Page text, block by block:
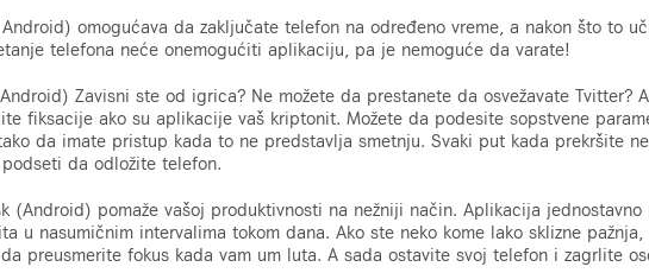
omogućava da zaključate telefon na određeno vreme, a nakon što to
telefona neće onemogućiti aplikaciju, pa je nemoguće da varate!
Zavisni ste od igrica? Ne možete da prestanete da osvežavate Tvitter?
fiksacije ako su aplikacije vaš kriptonit. Možete da podesite sopstvene
da imate pristup kada to ne predstavlja smetnju. Svaki put kada prekršite
da odložite telefon.
(Android) pomaže vašoj produktivnosti na nežniji način. Aplikacija
u nasumičnim intervalima tokom dana. Ako ste neko kome lako sklizne
preusmerite fokus kada vam um luta. A sada ostavite svoj telefon i zagrlite